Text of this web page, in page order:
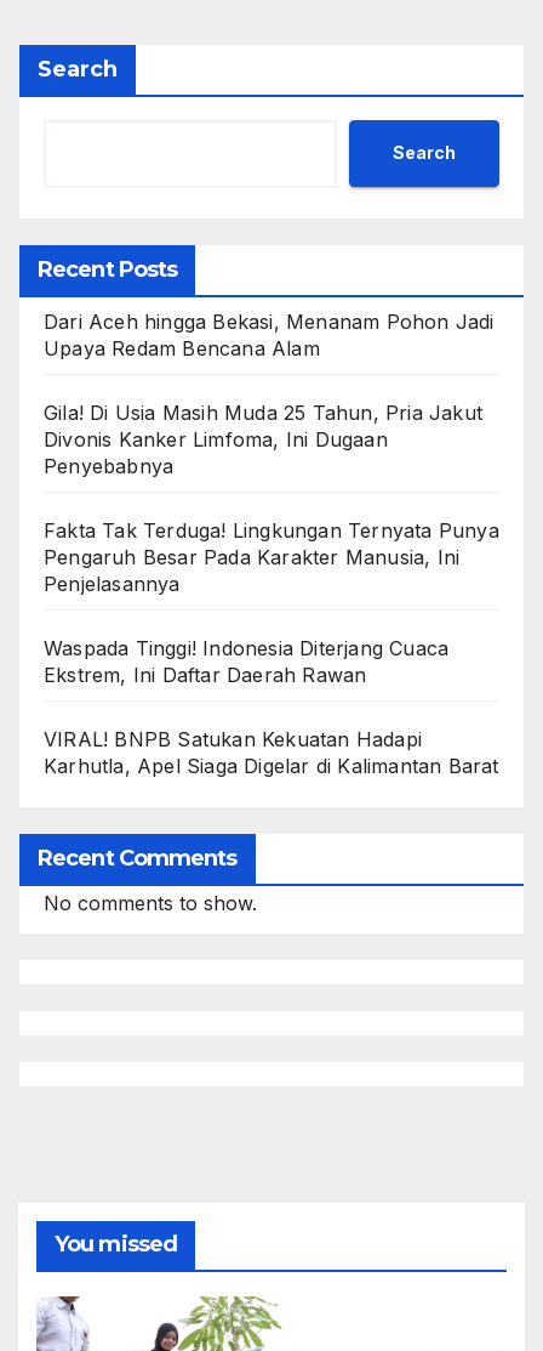
Search
Search
Recent Posts
Dari Aceh hingga Bekasi, Menanam Pohon Jadi
Upaya Redam Bencana Alam
Gila! Di Usia Masih Muda 25 Tahun, Pria Jakut
Divonis Kanker Limfoma, Ini Dugaan
Penyebabnya
Fakta Tak Terduga! Lingkungan Ternyata Punya
Pengaruh Besar Pada Karakter Manusia, Ini
Penjelasannya
Waspada Tinggi! Indonesia Diterjang Cuaca
Ekstrem, Ini Daftar Daerah Rawan
VIRAL! BNPB Satukan Kekuatan Hadapi
Karhutla, Apel Siaga Digelar di Kalimantan Barat
Recent Comments
No comments to show.
You missed